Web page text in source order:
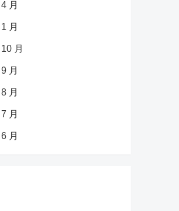
月
月
月
月
月
月
月